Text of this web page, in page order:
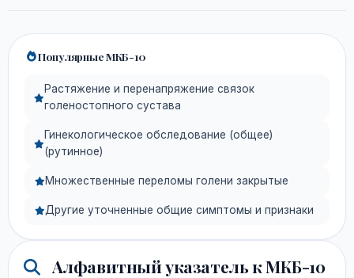
Популярные МКБ-10
Растяжение и перенапряжение связок
голеностопного сустава
Гинекологическое обследование (общее)
(рутинное)
Множественные переломы голени закрытые
Другие уточненные общие симптомы и признаки
Алфавитный указатель к МКБ-10